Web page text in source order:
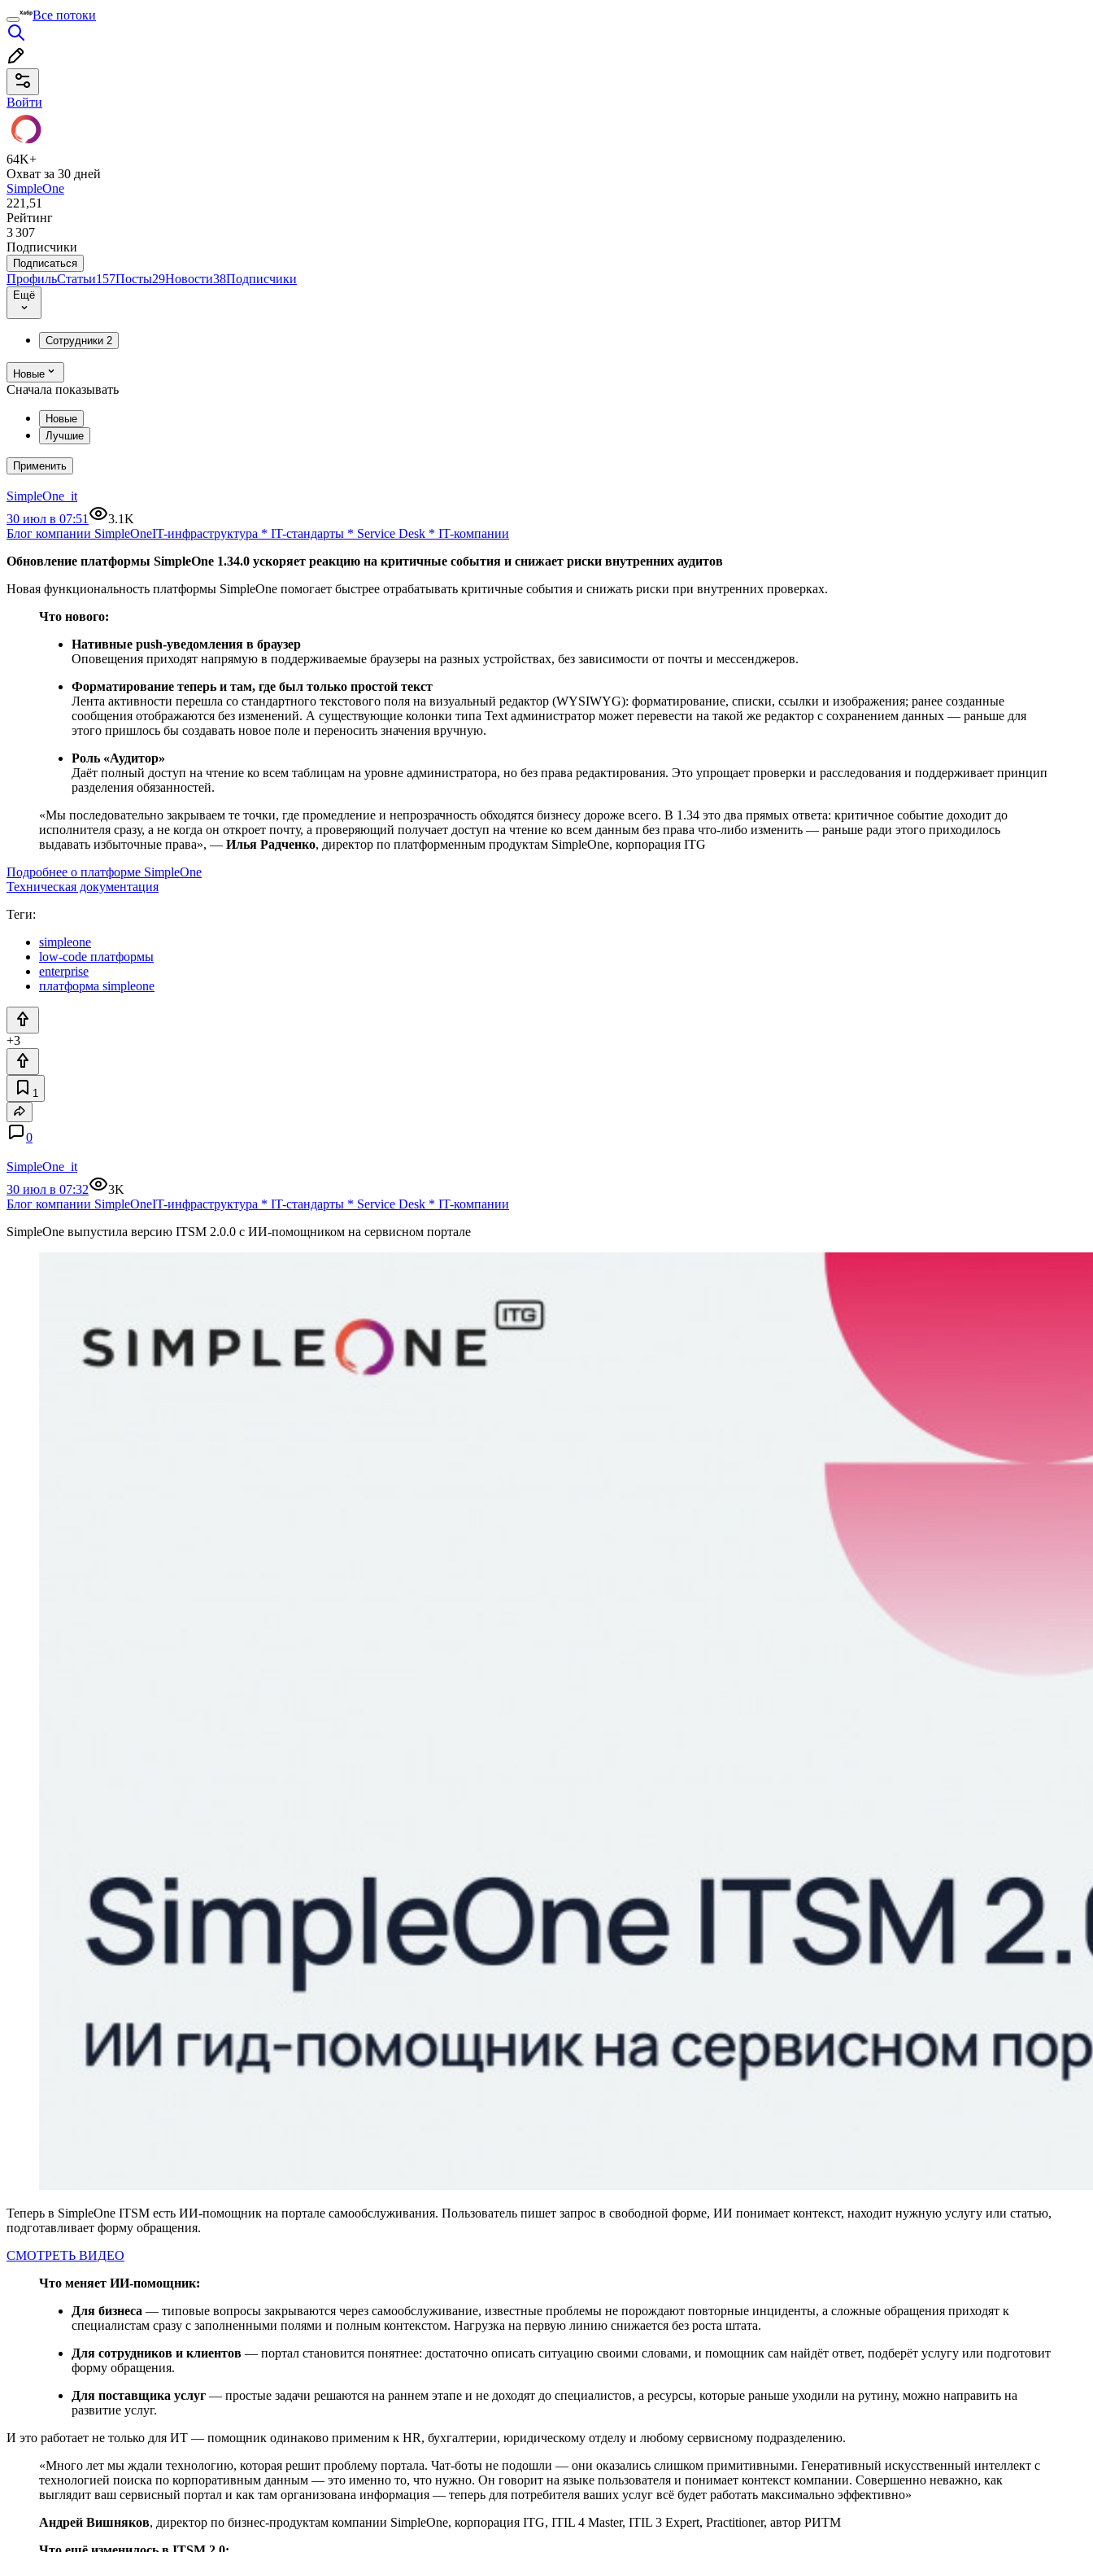
Все потоки
Войти
64K+
Охват за 30 дней
SimpleOne
221,51
Рейтинг
3 307
Подписчики
Подписаться
ПрофильСтатьи157Посты29Новости38Подписчики
Ещё
Сотрудники 2
Новые
Сначала показывать
Новые
Лучшие
Применить
SimpleOne_it
30 июл в 07:51
3.1K
Блог компании SimpleOneIT-инфраструктура * IT-стандарты * Service Desk * IT-компании
Обновление платформы SimpleOne 1.34.0 ускоряет реакцию на критичные события и снижает риски внутренних аудитов
Новая функциональность платформы SimpleOne помогает быстрее отрабатывать критичные события и снижать риски при внутренних проверках.
Что нового:
Нативные push‑уведомления в браузер
Оповещения приходят напрямую в поддерживаемые браузеры на разных устройствах, без зависимости от почты и мессенджеров.
Форматирование теперь и там, где был только простой текст
Лента активности перешла со стандартного текстового поля на визуальный редактор (WYSIWYG): форматирование, списки, ссылки и изображения; ранее созданные
сообщения отображаются без изменений. А существующие колонки типа Text администратор может перевести на такой же редактор с сохранением данных — раньше для
этого пришлось бы создавать новое поле и переносить значения вручную.
Роль «Аудитор»
Даёт полный доступ на чтение ко всем таблицам на уровне администратора, но без права редактирования. Это упрощает проверки и расследования и поддерживает принцип
разделения обязанностей.
«Мы последовательно закрываем те точки, где промедление и непрозрачность обходятся бизнесу дороже всего. В 1.34 это два прямых ответа: критичное событие доходит до
исполнителя сразу, а не когда он откроет почту, а проверяющий получает доступ на чтение ко всем данным без права что-либо изменить — раньше ради этого приходилось
выдавать избыточные права», — Илья Радченко, директор по платформенным продуктам SimpleOne, корпорация ITG
Подробнее о платформе SimpleOne
Техническая документация
Теги:
simpleone
low-code платформы
enterprise
платформа simpleone
+3
1
0
SimpleOne_it
30 июл в 07:32
3K
Блог компании SimpleOneIT-инфраструктура * IT-стандарты * Service Desk * IT-компании
SimpleOne выпустила версию ITSM 2.0.0 с ИИ-помощником на сервисном портале
Теперь в SimpleOne ITSM есть ИИ-помощник на портале самообслуживания. Пользователь пишет запрос в свободной форме, ИИ понимает контекст, находит нужную услугу или статью,
подготавливает форму обращения.
СМОТРЕТЬ ВИДЕО
Что меняет ИИ-помощник:
Для бизнеса — типовые вопросы закрываются через самообслуживание, известные проблемы не порождают повторные инциденты, а сложные обращения приходят к
специалистам сразу с заполненными полями и полным контекстом. Нагрузка на первую линию снижается без роста штата.
Для сотрудников и клиентов — портал становится понятнее: достаточно описать ситуацию своими словами, и помощник сам найдёт ответ, подберёт услугу или подготовит
форму обращения.
Для поставщика услуг — простые задачи решаются на раннем этапе и не доходят до специалистов, а ресурсы, которые раньше уходили на рутину, можно направить на
развитие услуг.
И это работает не только для ИТ — помощник одинаково применим к HR, бухгалтерии, юридическому отделу и любому сервисному подразделению.
«Много лет мы ждали технологию, которая решит проблему портала. Чат-боты не подошли — они оказались слишком примитивными. Генеративный искусственный интеллект с
технологией поиска по корпоративным данным — это именно то, что нужно. Он говорит на языке пользователя и понимает контекст компании. Совершенно неважно, как
выглядит ваш сервисный портал и как там организована информация — теперь для потребителя ваших услуг всё будет работать максимально эффективно»
Андрей Вишняков, директор по бизнес-продуктам компании SimpleOne, корпорация ITG, ITIL 4 Master, ITIL 3 Expert, Practitioner, автор РИТМ